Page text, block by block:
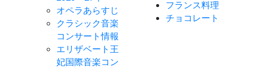
オペラあらすじ
クラシック音楽
コンサート情報
エリザベート王
妃国際音楽コン
フランス料理
チョコレート